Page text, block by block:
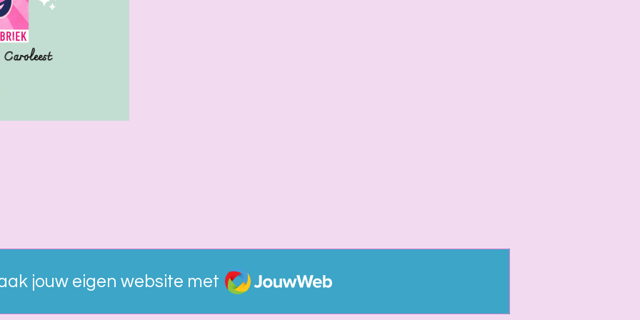
jouw eigen website met
JouwWeb